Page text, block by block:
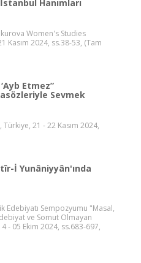
Hanımları
Women's Studies
Kasım 2024, ss.38-53, (Tam
Etmez”
Sevmek
21 - 22 Kasım 2024,
İ Yunâniyyân'ında
Edebiyatı Sempozyumu "Masal,
ve Somut Olmayan
- 05 Ekim 2024, ss.683-697,